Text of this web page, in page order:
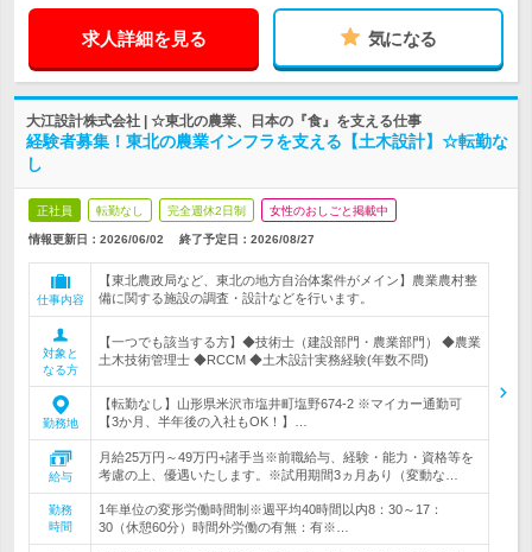
求人詳細を見る 気になる
大江設計株式会社 | ☆東北の農業、日本の『食』を支える仕事
経験者募集！東北の農業インフラを支える【土木設計】☆転勤な
し
正社員 転勤なし 完全週休2日制 女性のおしごと掲載中
情報更新日：2026/06/02 終了予定日： 2026/08/27
仕事内容
【東北農政局など、東北の地方自治体案件がメイン】農業農村整
備に関する施設の調査・設計などを行います。
対象と
なる方
【一つでも該当する方】◆技術士（建設部門・農業部門） ◆農業
土木技術管理士 ◆RCCM ◆土木設計実務経験(年数不問)
勤務地
【転勤なし】山形県米沢市塩井町塩野674-2 ※マイカー通勤可
【3か月、半年後の入社もOK！】…
給与
月給25万円～49万円+諸手当※前職給与、経験・能力・資格等を
考慮の上、優遇いたします。※試用期間3ヵ月あり（変動な…
勤務
時間
1年単位の変形労働時間制※週平均40時間以内8：30～17：
30（休憩60分）時間外労働の有無：有※…